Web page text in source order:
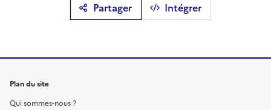
Partager Intégrer
Plan du site
Qui sommes-nous ?